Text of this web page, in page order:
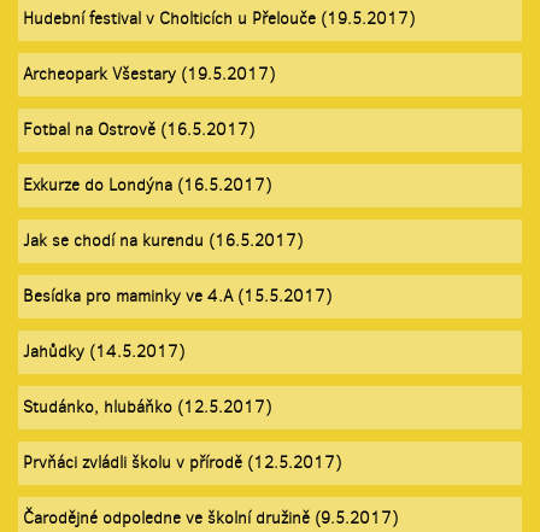
Hudební festival v Cholticích u Přelouče (19.5.2017)
Archeopark Všestary (19.5.2017)
Fotbal na Ostrově (16.5.2017)
Exkurze do Londýna (16.5.2017)
Jak se chodí na kurendu (16.5.2017)
Besídka pro maminky ve 4.A (15.5.2017)
Jahůdky (14.5.2017)
Studánko, hlubáňko (12.5.2017)
Prvňáci zvládli školu v přírodě (12.5.2017)
Čarodějné odpoledne ve školní družině (9.5.2017)